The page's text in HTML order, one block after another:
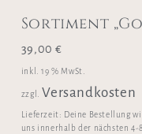
Sortiment
39,00€
inkl. 19 % MwSt.
zzgl. Versandkosten
Lieferzeit: Deine Bestellung
uns innerhalb der nächsten 4-